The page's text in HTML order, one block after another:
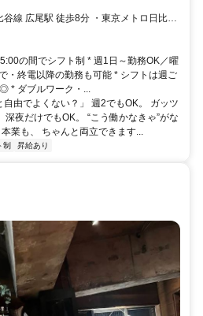
ッフ♪
の間でシフト制 * 週1日～勤務OK／曜
・終電以降の勤務も可能 * シフトは週ご
* ダブルワーク・...
由でよくない？」 週2でもOK。 ガッツ
深夜だけでもOK。 “こう働かなきゃ”がな
業も、 ちゃんと両立できます...
制 昇給あり